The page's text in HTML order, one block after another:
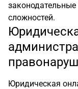
сложностей.
Юридическая